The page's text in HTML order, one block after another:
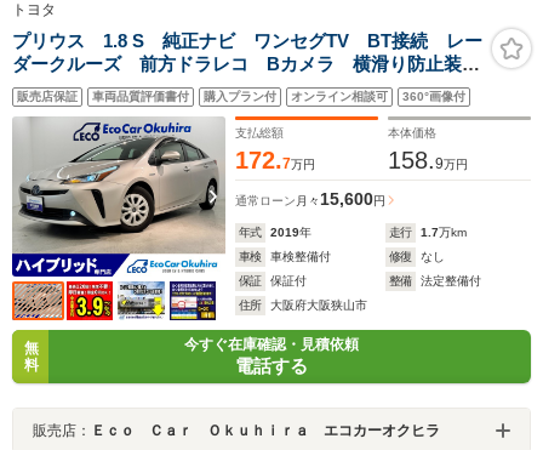
トヨタ
プリウス 1.8 S 純正ナビ ワンセグTV BT接続 レー
ダークルーズ 前方ドラレコ Bカメラ 横滑り防止装
置 オートマチックハイビーム ETC2.0 クリアランス
ソナー 純正アルミ スペアキー
販売店保証 車両品質評価書付 購入プラン付 オンライン相談可 360°画像付
支払総額
172.7万円
本体価格
158.9万円
通常ローン 月々15,600円
年式 2019年 走行 1.7万km
車検
車検整備付 修復
なし
保証
保証付 整備
法定整備付
住所
大阪府大阪狭山市
無
料
今すぐ在庫確認・見積依頼
電話する
販売店： Ｅｃｏ Ｃａｒ Ｏｋｕｈｉｒａ エコカーオクヒラ